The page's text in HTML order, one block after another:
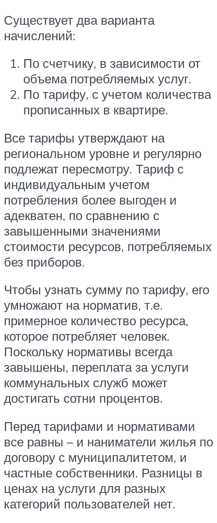
Существует два варианта
начислений:
По счетчику, в зависимости от
объема потребляемых услуг.
По тарифу, с учетом количества
прописанных в квартире.
Все тарифы утверждают на
региональном уровне и регулярно
подлежат пересмотру. Тариф с
индивидуальным учетом
потребления более выгоден и
адекватен, по сравнению с
завышенными значениями
стоимости ресурсов, потребляемых
без приборов.
Чтобы узнать сумму по тарифу, его
умножают на норматив, т.е.
примерное количество ресурса,
которое потребляет человек.
Поскольку нормативы всегда
завышены, переплата за услуги
коммунальных служб может
достигать сотни процентов.
Перед тарифами и нормативами
все равны – и наниматели жилья по
договору с муниципалитетом, и
частные собственники. Разницы в
ценах на услуги для разных
категорий пользователей нет.